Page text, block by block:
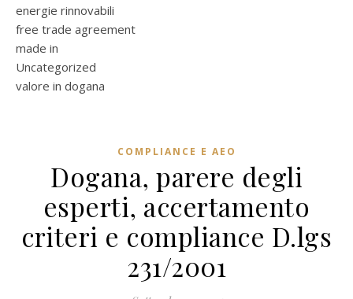
energie rinnovabili
free trade agreement
made in
Uncategorized
valore in dogana
COMPLIANCE E AEO
Dogana, parere degli
esperti, accertamento
criteri e compliance D.lgs
231/2001